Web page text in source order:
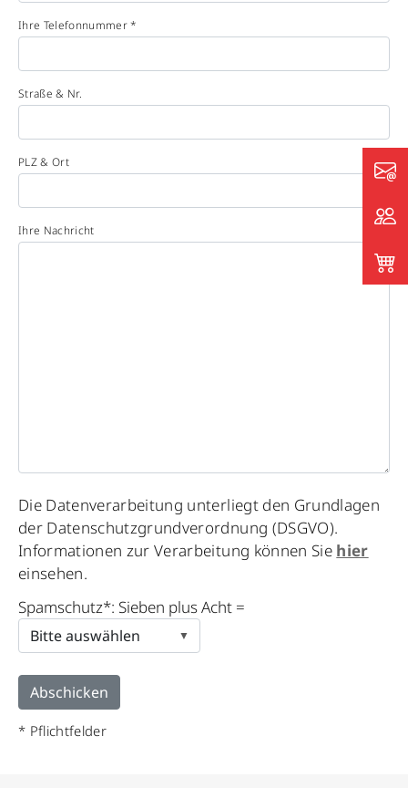
Ihre Telefonnummer *
Straße & Nr.
PLZ & Ort
Ihre Nachricht
Please
leave
this
field
empty.
Die Datenverarbeitung unterliegt den Grundlagen
der Datenschutzgrundverordnung (DSGVO).
Informationen zur Verarbeitung können Sie hier
einsehen.
Spamschutz*: Sieben plus Acht =
* Pflichtfelder